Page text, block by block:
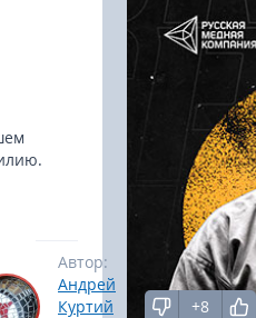
Автор:
Андрей
Куртий
+8